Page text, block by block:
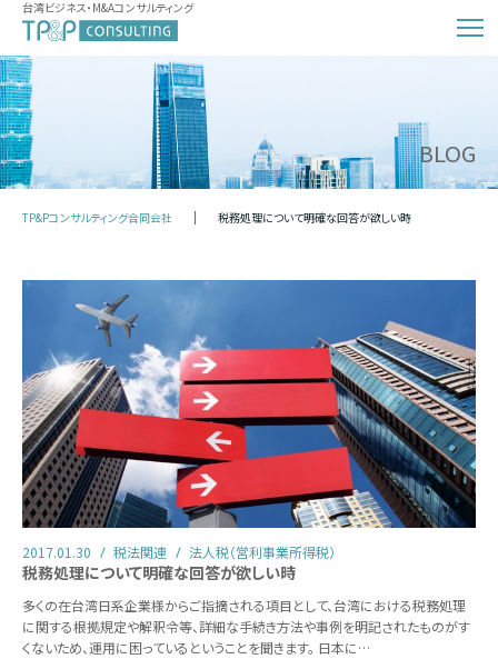
台湾ビジネス・M&Aコンサルティング
BLOG
TP&Pコンサルティング合同会社 税務処理について明確な回答が欲しい時
2017.01.30 税法関連 法人税（営利事業所得税）
税務処理について明確な回答が欲しい時
多くの在台湾日系企業様からご指摘される項目として、台湾における税務処理
に関する根拠規定や解釈令等、詳細な手続き方法や事例を明記されたものがす
くないため、運用に困っているということを聞きます。 日本に…